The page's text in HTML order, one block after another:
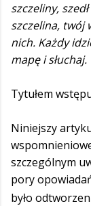
szczeliny,
szczelina, twój
nich. Każdy
mapę i słuchaj.
Tytułem
Niniejszy
szczególnym
pory
było